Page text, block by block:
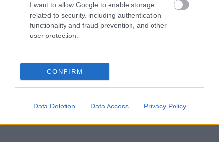
I want to allow Google to enable storage
related to security, including authentication
functionality and fraud prevention, and other
user protection.
CONFIRM
Data Deletion Data Access Privacy Policy